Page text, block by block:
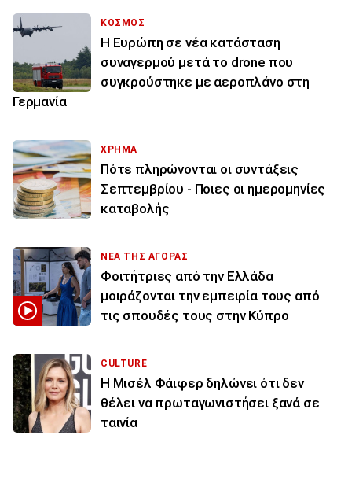
ΚΟΣΜΟΣ
Η Ευρώπη σε νέα κατάσταση
συναγερμού μετά το drone που
συγκρούστηκε με αεροπλάνο στη
Γερμανία
ΧΡΗΜΑ
Πότε πληρώνονται οι συντάξεις
Σεπτεμβρίου - Ποιες οι ημερομηνίες
καταβολής
ΝΕΑ ΤΗΣ ΑΓΟΡΑΣ
Φοιτήτριες από την Ελλάδα
μοιράζονται την εμπειρία τους από
τις σπουδές τους στην Κύπρο
CULTURE
Η Μισέλ Φάιφερ δηλώνει ότι δεν
θέλει να πρωταγωνιστήσει ξανά σε
ταινία